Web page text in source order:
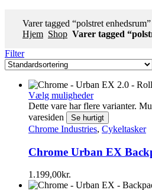
Varer tagged “polstret enhedsrum”
Hjem Shop Varer tagged
Filter
Vælg muligheder
Dette vare har flere varianter.
varesiden
Se hurtigt
Chrome Industries, Cykeltasker
Chrome Urban EX
1.199,00kr.